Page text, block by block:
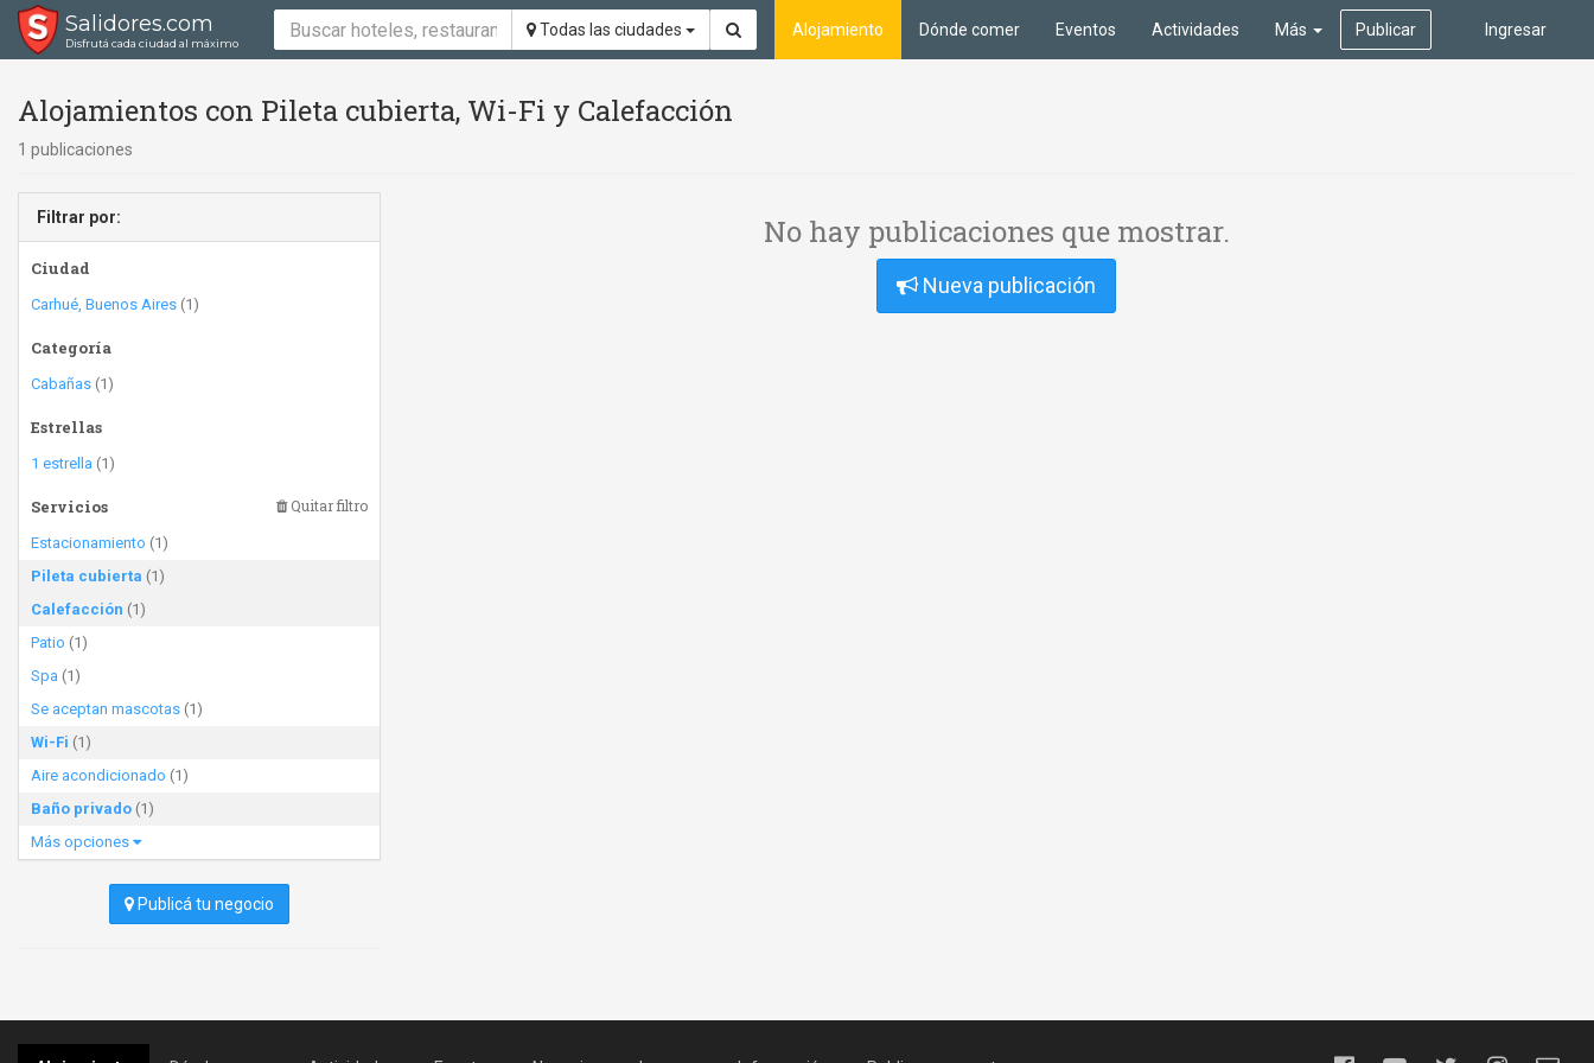
Salidores.com
Disfrutá cada ciudad al máximo
Todas las ciudades Ingresar
Alojamiento Dónde comer Eventos Actividades Más Publicar
Alojamientos con Pileta cubierta, Wi-Fi y Calefacción
1 publicaciones
Filtrar por:
Ciudad
Carhué, Buenos Aires (1)
Categoría
Cabañas (1)
Estrellas
1 estrella (1)
Servicios Quitar filtro
Estacionamiento (1)
Pileta cubierta (1)
Calefacción (1)
Patio (1)
Spa (1)
Se aceptan mascotas (1)
Wi-Fi (1)
Aire acondicionado (1)
Baño privado (1)
Más opciones
Publicá tu negocio
No hay publicaciones que mostrar.
Nueva publicación